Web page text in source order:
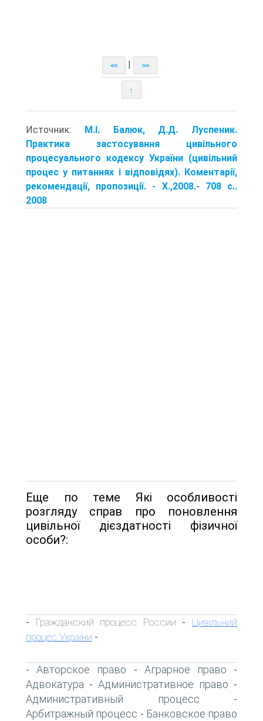
<< >>
↑
Источник: М.І. Балюк, Д.Д. Луспеник.
Практика застосування цивільного
процесуального кодексу України (цивільний
процес у питаннях і відповідях). Коментарії,
рекомендації, пропозиції. - X.,2008.- 708 с..
2008
Еще по теме Які особливості
розгляду справ про поновлення
цивільної дієздатності фізичної
особи?:
- Гражданский процесс России - Цивільний
процес України -
-Авторское право - Аграрное право -
Адвокатура - Административное право -
Административный процесс -
Арбитражный процесс - Банковское право